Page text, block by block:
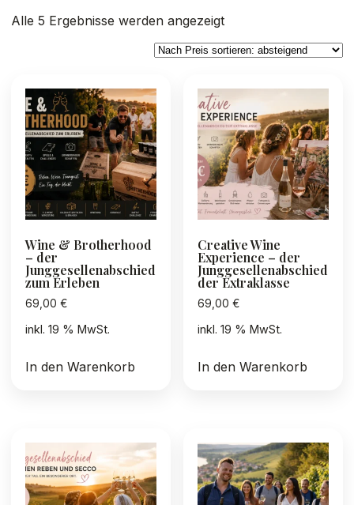
Alle 5 Ergebnisse werden angezeigtNach
Preis
sortiert:
Wine & Brotherhood
– der
Junggesellenabschied
zum Erleben
69,00 €
inkl. 19 % MwSt.
In den Warenkorb
Creative Wine
Experience – der
Junggesellenabschied
der Extraklasse
69,00€
inkl. 19 % MwSt.
In den Warenkorb